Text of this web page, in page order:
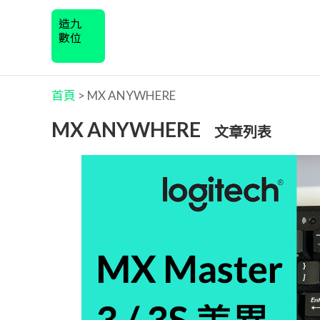
造九
數位
首頁 > MX ANYWHERE
MX ANYWHERE 文章列表